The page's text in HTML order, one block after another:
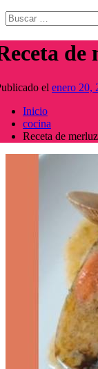
Buscar:
el enero 20,
Inicio
cocina
Receta de